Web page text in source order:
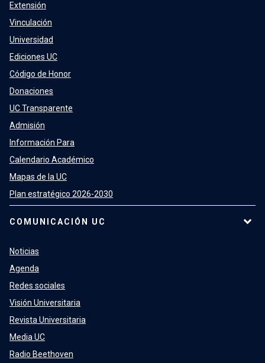
Extensión
Vinculación
Universidad
Ediciones UC
Código de Honor
Donaciones
UC Transparente
Admisión
Información Para
Calendario Académico
Mapas de la UC
Plan estratégico 2026-2030
COMUNICACIÓN UC
Noticias
Agenda
Redes sociales
Visión Universitaria
Revista Universitaria
Media UC
Radio Beethoven